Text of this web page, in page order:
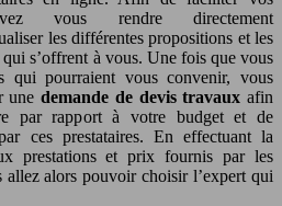
vous rendre directement
les différentes propositions et les
s’offrent à vous. Une fois que vous
qui pourraient vous convenir, vous
une demande de devis travaux afin
par rapport à votre budget et de
ces prestataires. En effectuant la
prestations et prix fournis par les
allez alors pouvoir choisir l’expert qui